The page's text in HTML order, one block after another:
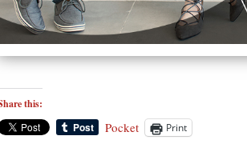
this:
Pocket Print